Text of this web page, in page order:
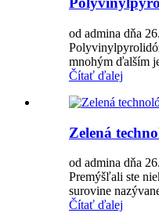
od admina dňa
mnohým ďalším
Čítať ďalej
Zelená
od admina dňa
Premýšľali ste
surovine
Čítať ďalej